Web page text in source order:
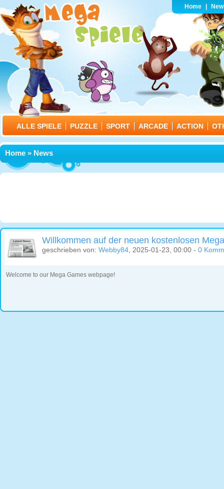
Home
ALLE SPIELE PUZZLE SPORT ARCADE ACTION
Home » News
Willkommen auf der neuen kostenlosen
geschrieben von: Webby84 , 2025-01-23, 00:00 - 0
Welcome to our Mega Games webpage!